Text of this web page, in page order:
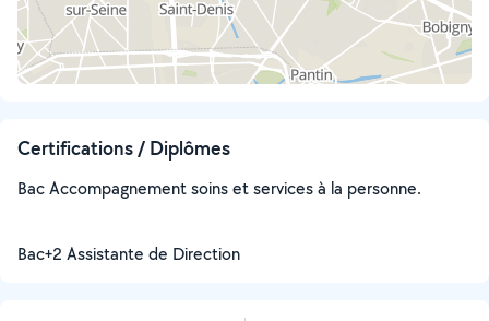
Certifications / Diplômes
Bac Accompagnement soins et services à la personne.
Bac+2 Assistante de Direction